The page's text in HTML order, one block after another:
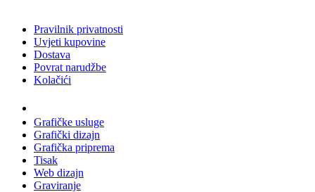
Pravilnik privatnosti
Uvjeti kupovine
Dostava
Povrat narudžbe
Kolačići
Grafičke usluge
Grafički dizajn
Grafička priprema
Tisak
Web dizajn
Graviranje